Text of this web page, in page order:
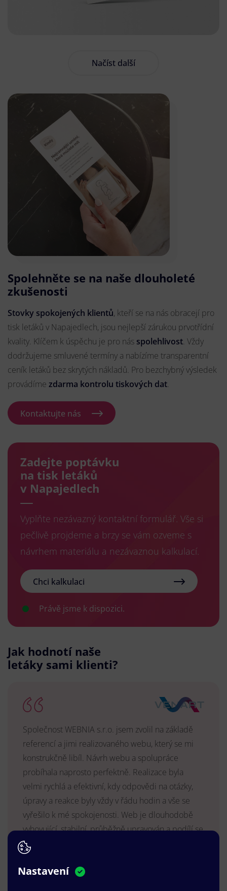
Načíst další
Spolehněte se na naše dlouholeté
zkušenosti
Stovky spokojených klientů, kteří se na nás obracejí pro
tisk letáků v Napajedlech, jsou nejlepší zárukou prvotřídní
kvality. Klíčem k úspěchu je pro nás spolehlivost. Vždy
dodržujeme smluvené termíny a nabízíme transparentní
ceník letáků bez skrytých nákladů. Pro bezchybný výsledek
provádíme zdarma kontrolu tiskových dat.
Kontaktujte nás
Zadejte poptávku
na tisk letáků
v Napajedlech
Vyplňte nezávazný kontaktní formulář. Vše si
pečlivě projdeme a brzy se vám ozveme s
návrhem materiálu a nezávaznou kalkulací.
Chci kalkulaci
Právě jsme k dispozici.
Jak hodnotí naše
letáky sami klienti?
Společnost WEBNIA s.r.o. jsem zvolil na základě
referencí a jimi realizovaného webu, který se mi
konstrukčně libíl. Návrh webu a spolupráce
probíhala naprosto perfektně. Realizace byla
velmi rychlá a efektivní, kdy odpovědi na otázky,
úpravy a reakce byly vždy v řádu hodin a vše se
vyřešilo k mé spokojenosti. Web je dlouhodobě
vyhovující, stabilní, průběžně upravován a podílí se
na pozitivním vnímání naší značky.
MUDr. Radek Vyšohlíd
VENART s.r.o.
Nastavení